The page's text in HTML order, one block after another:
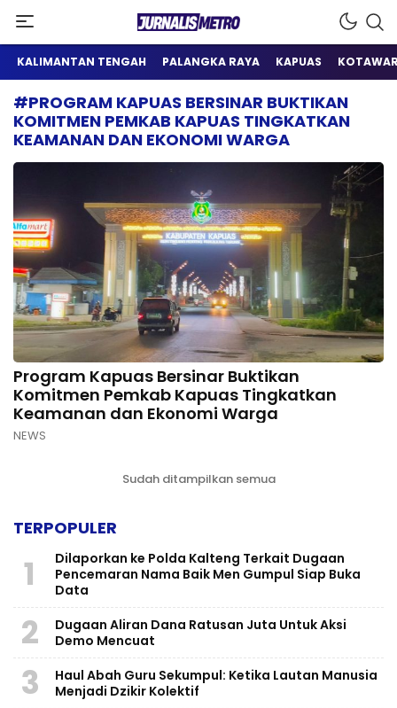
Jurnalis Metro
Satu Wadah Informasi
KALIMANTAN TENGAH PALANGKA RAYA KAPUAS
#PROGRAM KAPUAS BERSINAR BUKTIKAN
KOMITMEN PEMKAB KAPUAS TINGKATKAN
KEAMANAN DAN EKONOMI WARGA
Program Kapuas Bersinar Buktikan
Komitmen Pemkab Kapuas Tingkatkan
Keamanan dan Ekonomi Warga
NEWS
Sudah ditampilkan semua
TERPOPULER
1
Dilaporkan ke Polda Kalteng Terkait Dugaan
Pencemaran Nama Baik Men Gumpul Siap Buka
Data
2
Dugaan Aliran Dana Ratusan Juta Untuk Aksi
Demo Mencuat
3
Haul Abah Guru Sekumpul: Ketika Lautan Manusia
Menjadi Dzikir Kolektif